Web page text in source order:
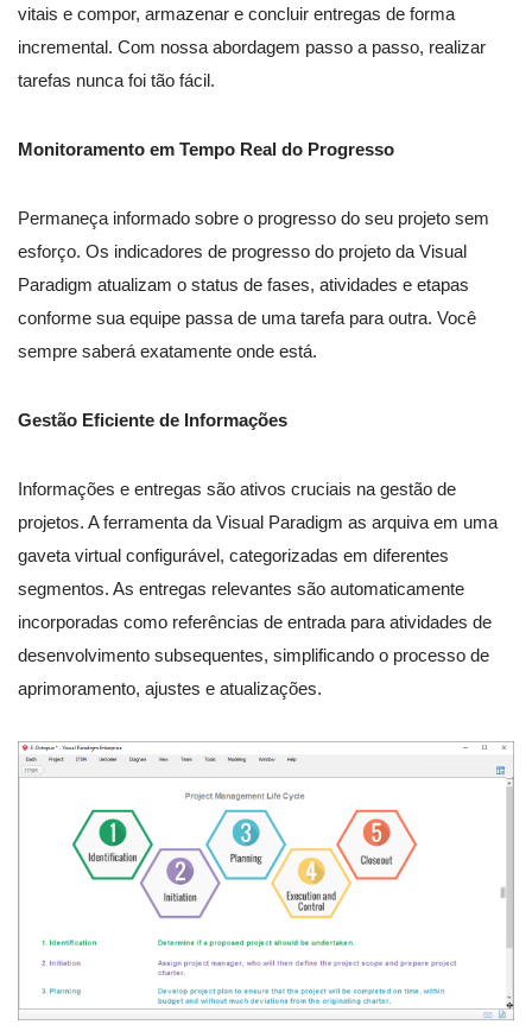
vitais e compor, armazenar e concluir entregas de forma
incremental. Com nossa abordagem passo a passo, realizar
tarefas nunca foi tão fácil.
Monitoramento em Tempo Real do Progresso
Permaneça informado sobre o progresso do seu projeto sem
esforço. Os indicadores de progresso do projeto da Visual
Paradigm atualizam o status de fases, atividades e etapas
conforme sua equipe passa de uma tarefa para outra. Você
sempre saberá exatamente onde está.
Gestão Eficiente de Informações
Informações e entregas são ativos cruciais na gestão de
projetos. A ferramenta da Visual Paradigm as arquiva em uma
gaveta virtual configurável, categorizadas em diferentes
segmentos. As entregas relevantes são automaticamente
incorporadas como referências de entrada para atividades de
desenvolvimento subsequentes, simplificando o processo de
aprimoramento, ajustes e atualizações.